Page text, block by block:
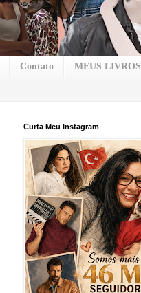
Contato MEUS LIVROS
Curta Meu Instagram